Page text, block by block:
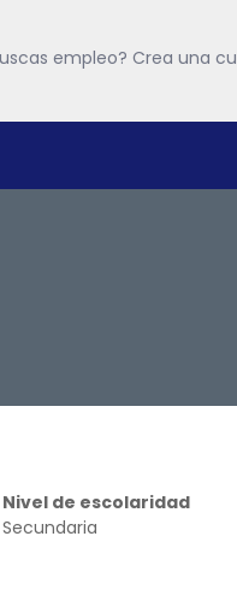
empleo? Crea una
Nivel de escolaridad
Secundaria